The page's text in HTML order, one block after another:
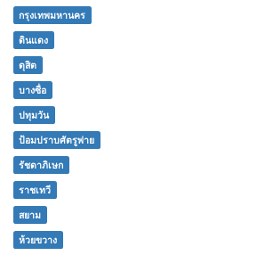
กรุงเทพมหานคร
ดินแดง
ดุสิต
บางซื่อ
ปทุมวัน
ป้อมปราบศัตรูพ่าย
รัชดาภิเษก
ราชเทวี
สยาม
ห้วยขวาง